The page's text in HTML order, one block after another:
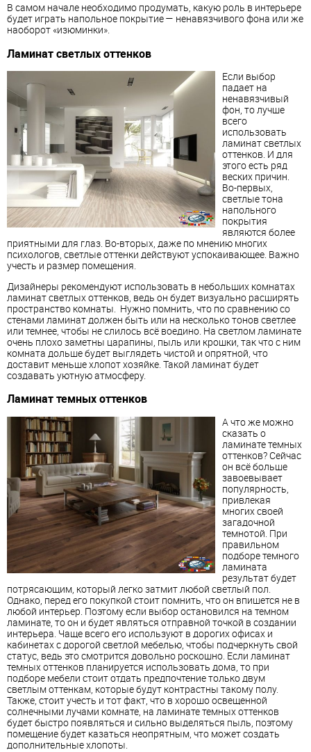
В самом начале необходимо продумать, какую роль в интерьере
будет играть напольное покрытие — ненавязчивого фона или же
наоборот «изюминки».
Ламинатсветлых оттенков
Если выбор
падает на
ненавязчивый
фон, то лучше
всего
использовать
ламинат светлых
оттенков. И для
этого есть ряд
веских причин.
Во-первых,
светлые тона
напольного
покрытия
являются более
приятными для глаз. Во-вторых, даже по мнению многих
психологов, светлые оттенки действуют успокаивающее. Важно
учесть и размер помещения.
Дизайнеры рекомендуют использовать в небольших комнатах
ламинатсветлых оттенков, ведь он будет визуально расширять
пространство комнаты. Нужно помнить, что по сравнению со
стенами ламинатдолжен быть или на несколько тонов светлее
или темнее, чтобы не слилось всё воедино. На светломламинате
очень плохо заметны царапины, пыль или крошки, так что с ним
комната дольше будет выглядеть чистой и опрятной, что
доставит меньше хлопот хозяйке. Такой ламинатбудет
создавать уютную атмосферу.
Ламинаттемных оттенков
А что же можно
сказать о
ламинате темных
оттенков? Сейчас
он всё больше
завоевывает
популярность,
привлекая
многих своей
загадочной
темнотой. При
правильном
подборе темного
ламината
результат будет
потрясающим, который легко затмит любой светлый пол.
Однако, перед его покупкой стоит помнить, что он впишется не в
любой интерьер. Поэтому если выбор остановился на темном
ламинате, то он и будет являться отправной точкой в создании
интерьера. Чаще всего его используют в дорогих офисах и
кабинетах с дорогой светлой мебелью, чтобы подчеркнуть свой
статус, ведь это смотрится довольно роскошно. Если ламинат
темных оттенков планируется использовать дома, то при
подборе мебели стоит отдать предпочтение только двум
светлым оттенкам, которые будут контрастны такому полу.
Также, стоит учесть и тот факт, что в хорошо освещенной
солнечными лучами комнате, на ламинате темных оттенков
будет быстро появляться и сильно выделяться пыль, поэтому
помещение будет казаться неопрятным, что может создать
дополнительные хлопоты.